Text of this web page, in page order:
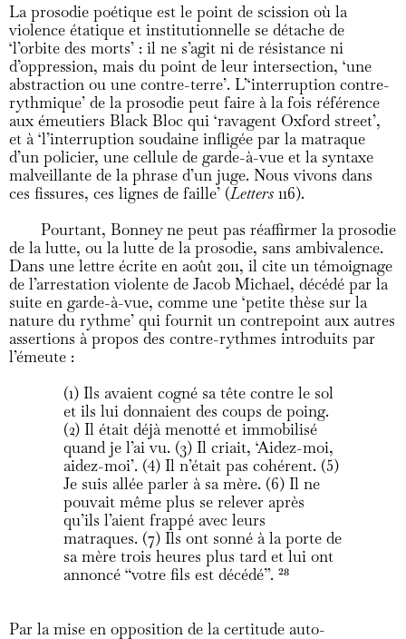
La prosodie poétique est le point de scission où la
violence étatique et institutionnelle se détache de
‘l’orbite des morts’ : il ne s’agit ni de résistance ni
d’oppression, mais du point de leur intersection, ‘une
abstraction ou une contre-terre’. L’‘interruption contre-
rythmique’ de la prosodie peut faire à la fois référence
aux émeutiers Black Bloc qui ‘ravagent Oxford street’,
et à ‘l’interruption soudaine infligée par la matraque
d’un policier, une cellule de garde-à-vue et la syntaxe
malveillante de la phrase d’un juge. Nous vivons dans
ces fissures, ces lignes de faille’ (Letters 116).
Pourtant, Bonney ne peut pas réaffirmer la prosodie
de la lutte, ou la lutte de la prosodie, sans ambivalence.
Dans une lettre écrite en août 2011, il cite un témoignage
de l’arrestation violente de Jacob Michael, décédé par la
suite en garde-à-vue, comme une ‘petite thèse sur la
nature du rythme’ qui fournit un contrepoint aux autres
assertions à propos des contre-rythmes introduits par
l’émeute :
(1) Ils avaient cogné sa tête contre le sol
et ils lui donnaient des coups de poing.
(2) Il était déjà menotté et immobilisé
quand je l’ai vu. (3) Il criait, ‘Aidez-moi,
aidez-moi’. (4) Il n’était pas cohérent. (5)
Je suis allée parler à sa mère. (6) Il ne
pouvait même plus se relever après
qu’ils l’aient frappé avec leurs
matraques. (7) Ils ont sonné à la porte de
sa mère trois heures plus tard et lui ont
annoncé “votre fils est décédé”. 28
Par la mise en opposition de la certitude auto-